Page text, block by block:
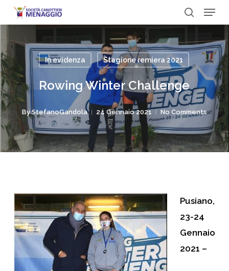
Skip
to
main
content
search
Menu
In evidenza Stagione remiera 2021
Rowing Winter Challenge
By StefanoGandola 24 Gennaio 2021 No Comments
Pusiano,
23-24
Gennaio
2021 –
Menu